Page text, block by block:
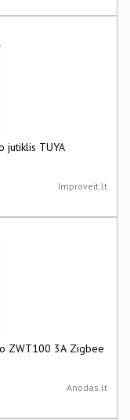
jutiklis TUYA
Improveit.lt
ZWT100 3A Zigbee
Anodas.lt